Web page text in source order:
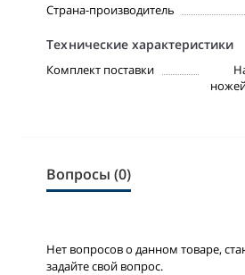
Страна-производитель
Технические характеристики
Комплект поставки
Вопросы (0)
Нет вопросов о данном товаре,
задайте свой вопрос.